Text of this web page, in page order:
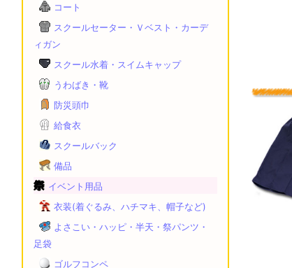
コート
スクールセーター・Ｖベスト・カーデ
ィガン
スクール水着・スイムキャップ
うわばき・靴
防災頭巾
給食衣
スクールバック
備品
イベント用品
衣装(着ぐるみ、ハチマキ、帽子など)
よさこい・ハッピ・半天・祭パンツ・
足袋
ゴルフコンペ